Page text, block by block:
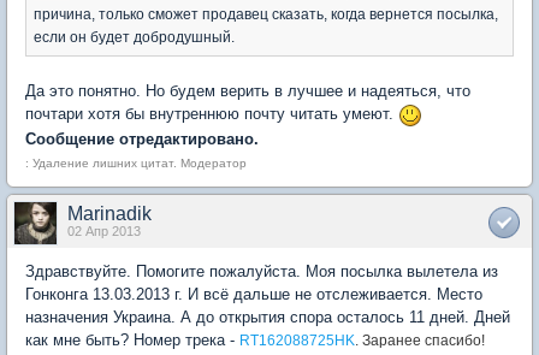
причина, только сможет продавец сказать, когда вернется посылка,
если он будет добродушный.
Да это понятно. Но будем верить в лучшее и надеяться, что
почтари хотя бы внутреннюю почту читать умеют.
Сообщение отредактировано.
: Удаление лишних цитат. Модератор
Marinadik
02 Апр 2013
Здравствуйте. Помогите пожалуйста. Моя посылка вылетела из
Гонконга 13.03.2013 г. И всё дальше не отслеживается. Место
назначения Украина. А до открытия спора осталось 11 дней. Дней
как мне быть? Номер трека - RT162088725HK . Заранее спасибо!